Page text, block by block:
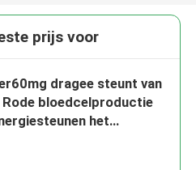
prijs voor
dragee steunt van
Rode bloedcelproductie
het